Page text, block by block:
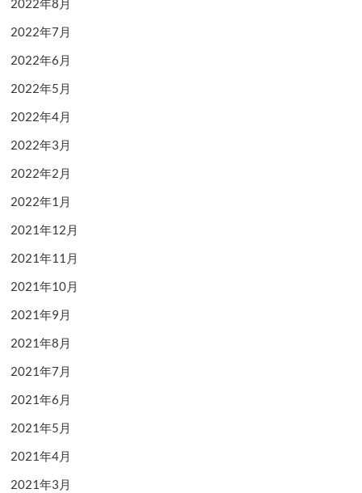
2022年7月
2022年6月
2022年5月
2022年4月
2022年3月
2022年2月
2022年1月
2021年12月
2021年11月
2021年10月
2021年9月
2021年8月
2021年7月
2021年6月
2021年5月
2021年4月
2021年3月